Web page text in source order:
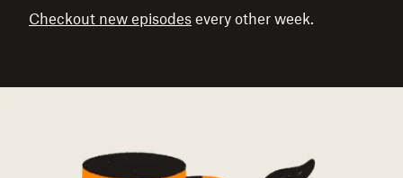
Checkout new episodes every other week.